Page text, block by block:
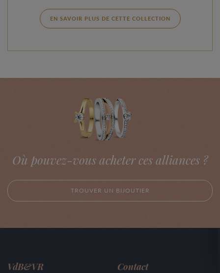
EN SAVOIR PLUS DE CETTE COLLECTION
Où pouvez-vous acheter ces alliances ?
TROUVER UN BIJOUTIER
VdB&VR Contact